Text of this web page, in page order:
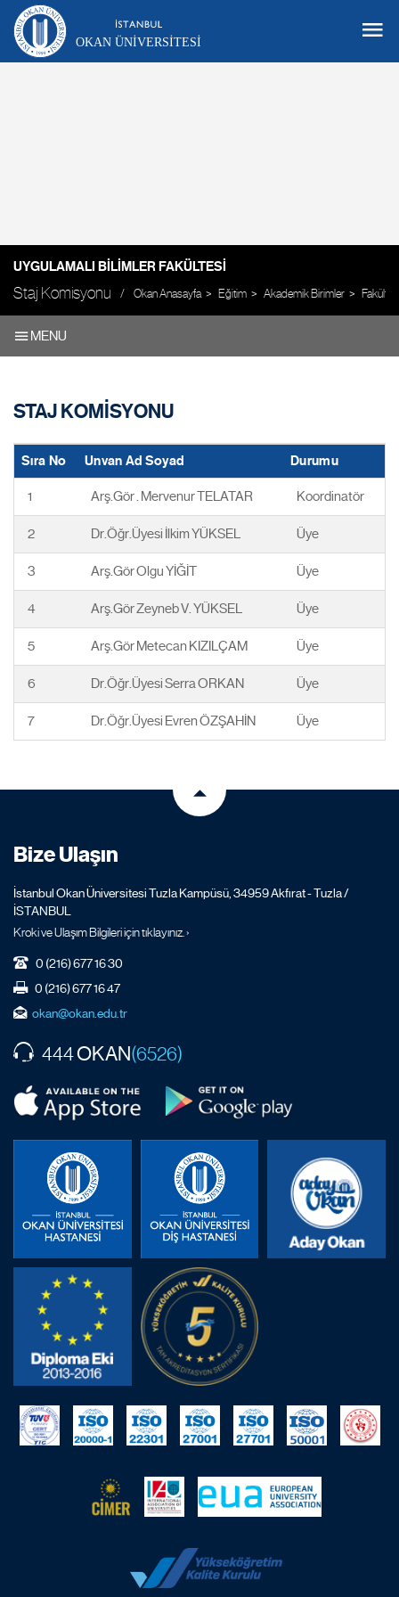
OKAN ÜNIVERSITESI
UYGULAMALI BILIMLER FAKÜLTESI
Staj Komisyonu Okan Anasayfa Eğitim Akademik Birimler
MENU
STAJ KOMİSYONU
Sıra No Unvan Ad Soyad Durumu
1 Arş.Gör . Mervenur TELATAR Koordinatör
2 Dr.Öğr.Üyesi İlkim YÜKSEL Üye
3 Arş.Gör Olgu YİĞİT Üye
4 Arş.Gör Zeyneb V. YÜKSEL Üye
5 Arş.Gör Metecan KIZILÇAM Üye
6 Dr.Öğr.Üyesi Serra ORKAN Üye
7 Dr.Öğr.Üyesi Evren ÖZŞAHİN Üye
Bize Ulaşın
İstanbul Okan Üniversitesi Tuzla Kampüsü, 34959 Akfırat - Tuzla /
İSTANBUL
Kroki ve Ulaşım Bilgileri için tıklayınız. ›
0 (216) 677 16 30
0 (216) 677 16 47
okan@okan.edu.tr
444OKAN(6526)